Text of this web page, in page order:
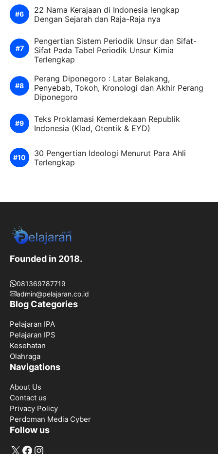
22 Nama Kerajaan di Indonesia lengkap
Dengan Sejarah dan Raja-Raja nya
Pengertian Sistem Periodik Unsur dan Sifat-
Sifat Pada Tabel Periodik Unsur Kimia
Terlengkap
Perang Diponegoro : Latar Belakang,
Penyebab, Tokoh, Kronologi dan Akhir Perang
Diponegoro
Teks Proklamasi Kemerdekaan Republik
Indonesia (Klad, Otentik & EYD)
30 Pengertian Ideologi Menurut Para Ahli
Terlengkap
Founded in 2018.
081369787719
admin@pelajaran.co.id
Blog Categories
Pelajaran IPA
Pelajaran IPS
Kesehatan
Olahraga
Navigations
About Us
Contact us
Privacy Policy
Perdoman Media Cyber
Follow us
X Facebook
Instagram